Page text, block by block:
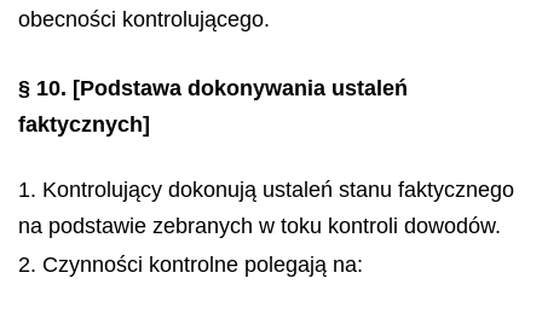
obecności kontrolującego.
§ 10. [Podstawa dokonywania ustaleń
faktycznych]
1. Kontrolujący dokonują ustaleń stanu faktycznego
na podstawie zebranych w toku kontroli dowodów.
2. Czynności kontrolne polegają na: